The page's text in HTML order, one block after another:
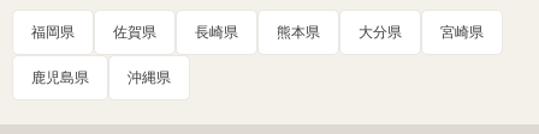
福岡県 佐賀県 長崎県 熊本県 大分県 宮崎県
鹿児島県 沖縄県